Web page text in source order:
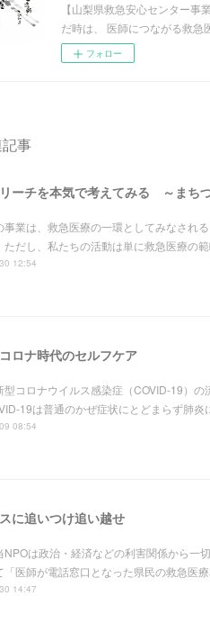
【山梨県救急安心センター
だ時は、 医師につながる救急
フォロー
事
ーチを本気で考えてみる ～まち
事業は、救急医療の一環としてみなされ
ただし、私たちの活動は単に救急医療の
12:54
ロナ時代のセルフケア
型コロナウイルス感染症（COVID-19）
19は普通のかぜ症状にとどまらず肺
08:54
に追いつけ追い越せ
NPOは政治・経済などの利害関係から一
「医師が電話窓口となった県民の救急医
14:47